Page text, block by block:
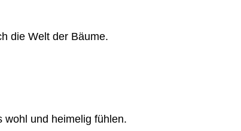
die Welt der Bäume.
wohl und heimelig fühlen.